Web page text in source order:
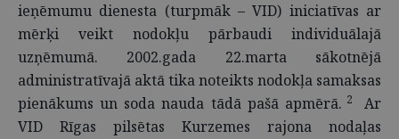
ieņēmumu dienesta (turpmāk – VID) iniciatīvas ar
mērķi veikt nodokļu pārbaudi individuālajā
uzņēmumā. 2002.gada 22.marta sākotnējā
administratīvajā aktā tika noteikts nodokļa samaksas
pienākums un soda nauda tādā pašā apmērā. 2
Ar
VID Rīgas pilsētas Kurzemes rajona nodaļas